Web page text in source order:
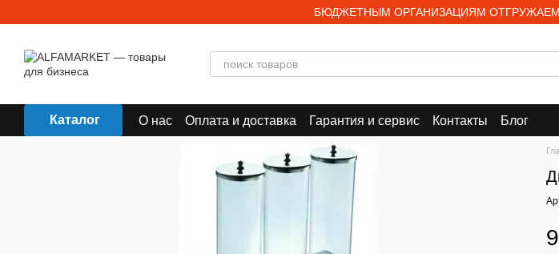
БЮДЖЕТНЫМ ОРГАНИЗАЦИЯМ
Каталог О нас Оплата и доставка Гарантия и сервис Контакты Блог